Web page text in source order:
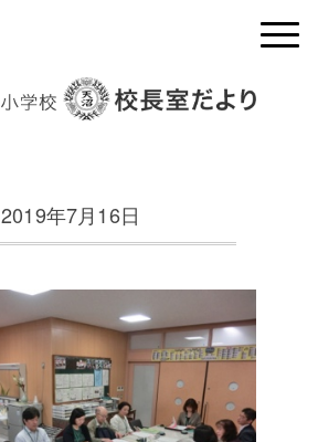
2019年7月16日